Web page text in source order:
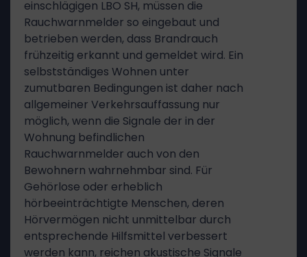
einschlägigen LBO SH, müssen die
Rauchwarnmelder so eingebaut und
betrieben werden, dass Brandrauch
frühzeitig erkannt und gemeldet wird. Ein
selbstständiges Wohnen unter
zumutbaren Bedingungen ist daher nach
allgemeiner Verkehrsauffassung nur
möglich, wenn die Signale der in der
Wohnung befindlichen
Rauchwarnmelder auch von den
Bewohnern wahrnehmbar sind. Für
Gehörlose oder erheblich
hörbeeinträchtigte Menschen, deren
Hörvermögen nicht unmittelbar durch
entsprechende Hilfsmittel verbessert
werden kann, reichen akustische Signale